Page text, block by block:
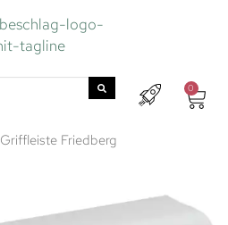
0
Griffleiste Friedberg